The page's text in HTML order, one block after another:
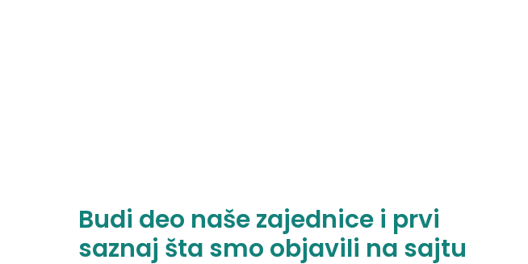
Budi deo naše zajednice i prvi
saznaj šta smo objavili na sajtu